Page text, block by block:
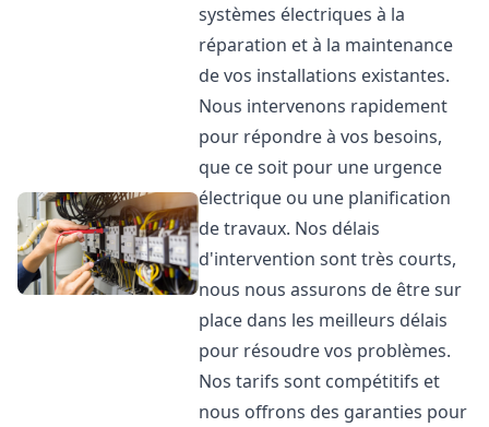
systèmes électriques à la
réparation et à la maintenance
de vos installations existantes.
Nous intervenons rapidement
pour répondre à vos besoins,
que ce soit pour une urgence
électrique ou une planification
de travaux. Nos délais
d'intervention sont très courts,
nous nous assurons de être sur
place dans les meilleurs délais
pour résoudre vos problèmes.
Nos tarifs sont compétitifs et
nous offrons des garanties pour